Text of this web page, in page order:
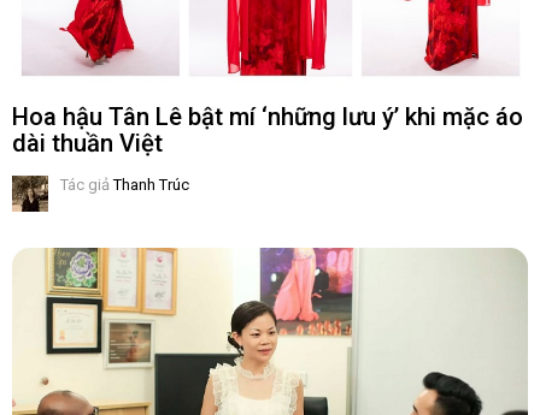
Hoa hậu Tân Lê bật mí ‘những lưu ý’ khi mặc áo
dài thuần Việt
Tác giả Thanh Trúc